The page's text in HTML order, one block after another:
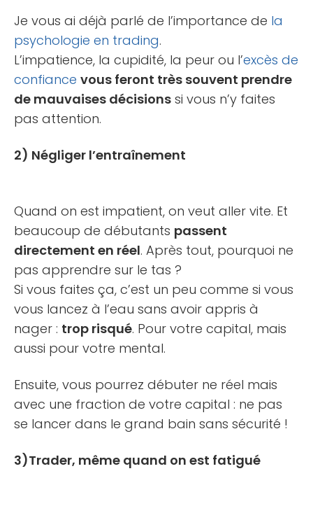
Je vous ai déjà parlé de l’importance de la
psychologie en trading.
L’impatience, la cupidité, la peur ou l’excès de
confiance vous feront très souvent prendre
de mauvaises décisions si vous n’y faites
pas attention.
2) Négliger l’entraînement
Quand on est impatient, on veut aller vite. Et
beaucoup de débutants passent
directement en réel. Après tout, pourquoi ne
pas apprendre sur le tas ?
Si vous faites ça, c’est un peu comme si vous
vous lancez à l’eau sans avoir appris à
nager : trop risqué. Pour votre capital, mais
aussi pour votre mental.
Ensuite, vous pourrez débuter ne réel mais
avec une fraction de votre capital : ne pas
se lancer dans le grand bain sans sécurité !
3)Trader, même quand on est fatigué